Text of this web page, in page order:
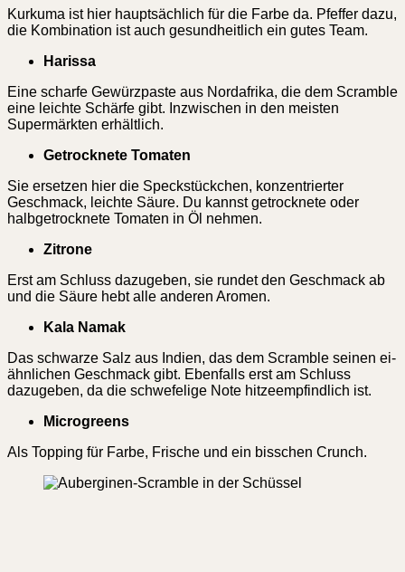
Kurkuma ist hier hauptsächlich für die Farbe da. Pfeffer dazu,
die Kombination ist auch gesundheitlich ein gutes Team.
Harissa
Eine scharfe Gewürzpaste aus Nordafrika, die dem Scramble
eine leichte Schärfe gibt. Inzwischen in den meisten
Supermärkten erhältlich.
Getrocknete Tomaten
Sie ersetzen hier die Speckstückchen, konzentrierter
Geschmack, leichte Säure. Du kannst getrocknete oder
halbgetrocknete Tomaten in Öl nehmen.
Zitrone
Erst am Schluss dazugeben, sie rundet den Geschmack ab
und die Säure hebt alle anderen Aromen.
Kala Namak
Das schwarze Salz aus Indien, das dem Scramble seinen ei-
ähnlichen Geschmack gibt. Ebenfalls erst am Schluss
dazugeben, da die schwefelige Note hitzeempfindlich ist.
Microgreens
Als Topping für Farbe, Frische und ein bisschen Crunch.